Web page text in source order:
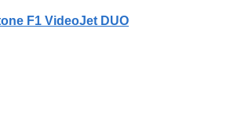
F1 VideoJet DUO